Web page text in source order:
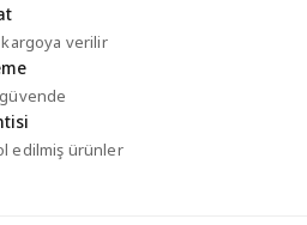
verilir
edilmiş ürünler